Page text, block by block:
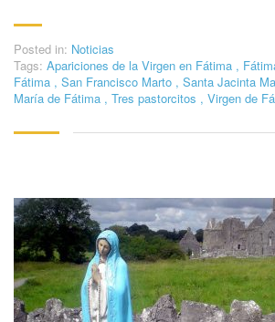
Posted in: Noticias
Tags: Apariciones de la Virgen en Fátima ,
Fátima , San Francisco Marto , Santa Jacinta
María de Fátima , Tres pastorcitos , Virgen de